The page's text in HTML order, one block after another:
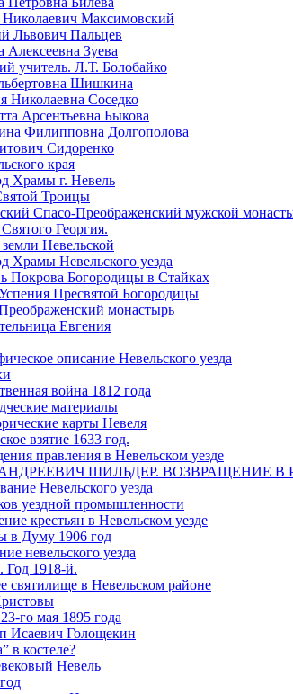
Максимовский
Львович Пальцев
Алексеевна Зуева
учитель. Л.Т. Болобайко
Шишкина
Николаевна Соседко
Арсентьевна Быкова
Филипповна Долгополова
Сидоренко
края
Храмы г. Невель
Троицы
Спасо-Преображенский мужской
Георгия.
Невельской
Храмы Невельского уезда
Покрова Богородицы в Стайках
Пресвятой Богородицы
монастырь
Евгения
описание Невельского уезда
война 1812 года
материалы
карты Невеля
взятие 1633 год.
правления в Невельском уезде
ШИЛЬДЕР. ВОЗВРАЩЕНИЕ
Невельского уезда
уездной промышленности
крестьян в Невельском уезде
в Думу 1906 год
невельского уезда
Год 1918-й.
святилище в Невельском районе
го мая 1895 года
Исаевич Голощекин
в костеле?
Невель